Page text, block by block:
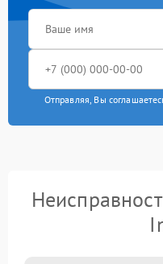
Отправляя, Вы